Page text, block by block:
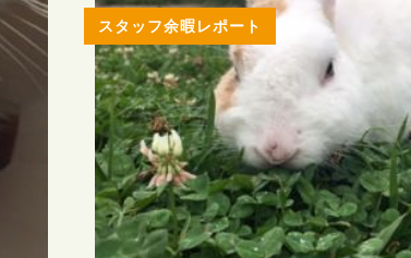
スタッフ余暇レポート